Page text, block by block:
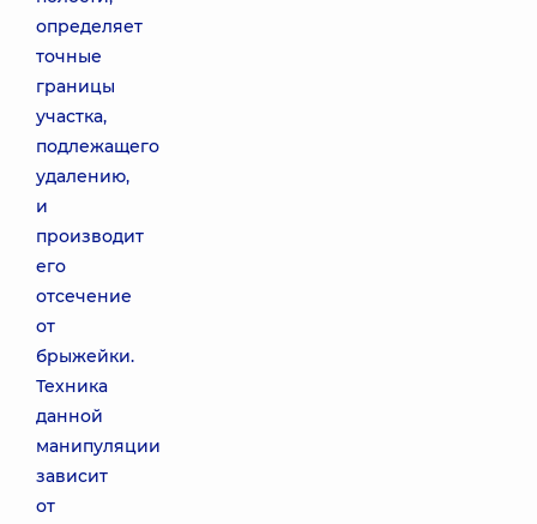
определяет
точные
границы
участка,
подлежащего
удалению,
и
производит
его
отсечение
от
брыжейки.
Техника
данной
манипуляции
зависит
от